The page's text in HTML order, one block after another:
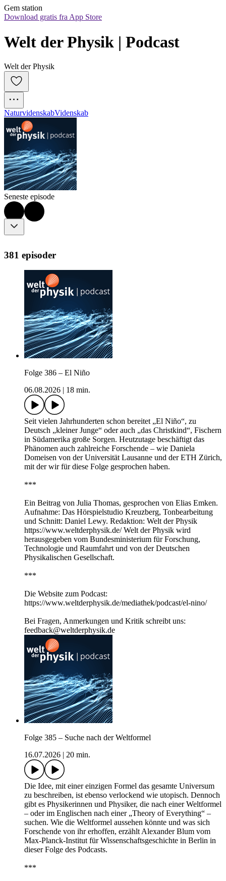
Gem station
Download gratis fra App Store
Welt der Physik | Podcast
Welt der Physik
NaturvidenskabVidenskab
Seneste episode
381 episoder
Folge 386 – El Niño
06.08.2026
18 min.
Seit vielen Jahrhunderten schon bereitet „El Niño“, zu
Deutsch „kleiner Junge“ oder auch „das Christkind“, Fischern
in Südamerika große Sorgen. Heutzutage beschäftigt das
Phänomen auch zahlreiche Forschende – wie Daniela
Domeisen von der Universität Lausanne und der ETH Zürich,
mit der wir für diese Folge gesprochen haben.
***
Ein Beitrag von Julia Thomas, gesprochen von Elias Emken.
Aufnahme: Das Hörspielstudio Kreuzberg, Tonbearbeitung
und Schnitt: Daniel Lewy. Redaktion: Welt der Physik
https://www.weltderphysik.de/ Welt der Physik wird
herausgegeben vom Bundesministerium für Forschung,
Technologie und Raumfahrt und von der Deutschen
Physikalischen Gesellschaft.
***
Die Website zum Podcast:
https://www.weltderphysik.de/mediathek/podcast/el-nino/
Bei Fragen, Anmerkungen und Kritik schreibt uns:
feedback@weltderphysik.de
Folge 385 – Suche nach der Weltformel
16.07.2026
20 min.
Die Idee, mit einer einzigen Formel das gesamte Universum
zu beschreiben, ist ebenso verlockend wie utopisch. Dennoch
gibt es Physikerinnen und Physiker, die nach einer Weltformel
– oder im Englischen nach einer „Theory of Everything“ –
suchen. Wie die Weltformel aussehen könnte und was sich
Forschende von ihr erhoffen, erzählt Alexander Blum vom
Max-Planck-Institut für Wissenschaftsgeschichte in Berlin in
dieser Folge des Podcasts.
***